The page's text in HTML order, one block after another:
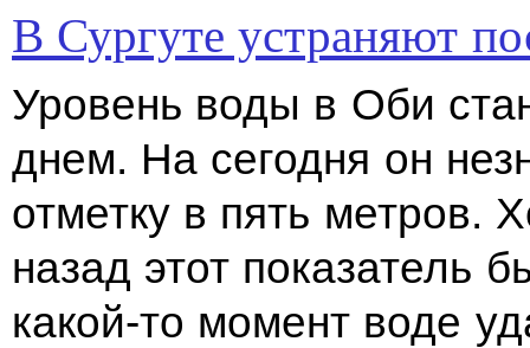
В Сургуте устраняют
Уровень воды в Оби
днем. На сегодня он
отметку в пять метров.
назад этот показатель
какой-то момент воде